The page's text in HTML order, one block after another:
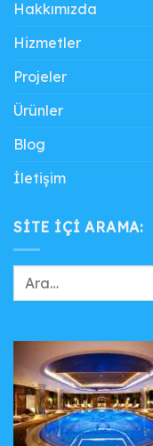
Hakkımızda
Hizmetler
Projeler
Ürünler
Blog
İletişim
SITE IÇI ARAMA: